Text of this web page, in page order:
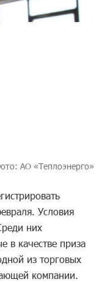
АО «Теплоэнерго»
Условия
них
в качестве приза
из торговых
компании.